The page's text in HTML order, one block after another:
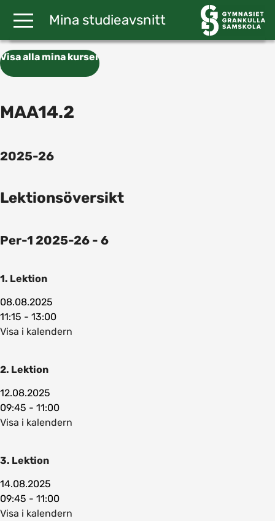
Mina studieavsnitt
Visa alla mina kurser
MAA14.2
2025-26
Lektionsöversikt
Per-1 2025-26 - 6
1. Lektion
08.08.2025
11:15 - 13:00
Visa i kalendern
2. Lektion
12.08.2025
09:45 - 11:00
Visa i kalendern
3. Lektion
14.08.2025
09:45 - 11:00
Visa i kalendern